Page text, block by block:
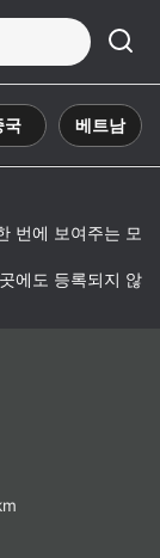
국 베트남
번에 보여주는 모
에도 등록되지 않